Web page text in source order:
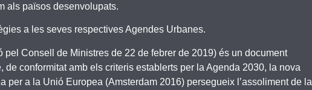
als països desenvolupats.
a les seves respectives Agendes Urbanes.
Consell de Ministres de 22 de febrer de 2019) és un document
conformitat amb els criteris establerts per la Agenda 2030, la nova
a la Unió Europea (Amsterdam 2016) persegueix l’assoliment de la